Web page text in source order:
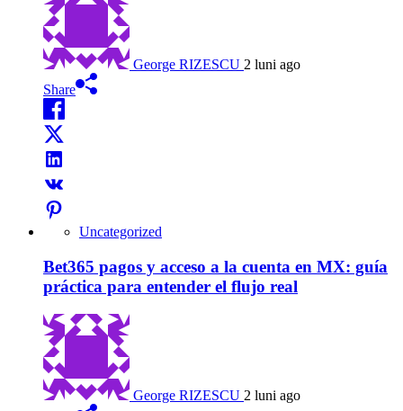
George RIZESCU 2 luni ago
Share
Uncategorized
Bet365 pagos y acceso a la cuenta en MX: guía
práctica para entender el flujo real
George RIZESCU 2 luni ago